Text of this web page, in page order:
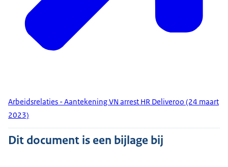
Arbeidsrelaties - Aantekening VN arrest HR Deliveroo (24 maart
2023)
Dit document is een bijlage bij